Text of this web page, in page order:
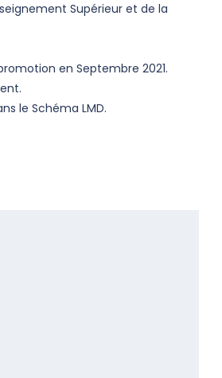
Supérieur et de la
en Septembre 2021.
le Schéma LMD.